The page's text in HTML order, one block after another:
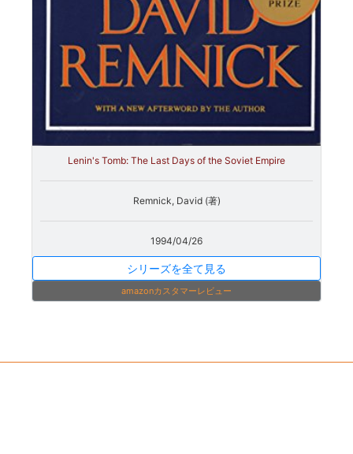
Lenin's Tomb: The Last Days of the Soviet Empire
Remnick, David (著)
1994/04/26
シリーズを全て見る
amazonカスタマーレビュー